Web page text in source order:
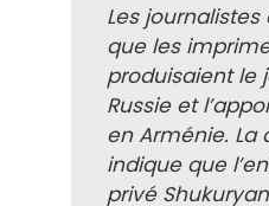
Les
que les
produisaient le
Russie et
en Arménie. La
indique que
privé